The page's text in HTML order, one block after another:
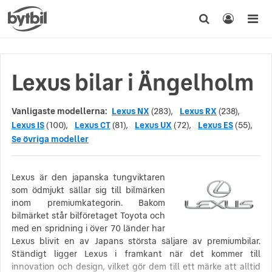
Lexus bilar i Ängelholm
Vanligaste modellerna: Lexus NX (283), Lexus RX (238),
Lexus IS(100), Lexus CT(81), Lexus UX (72), Lexus ES(55),
Se övriga modeller
Lexus är den japanska tungviktaren
som ödmjukt sällar sig till bilmärken
inom premiumkategorin. Bakom
bilmärket står bilföretaget Toyota och
med en spridning i över 70 länder har
Lexus blivit en av Japans största säljare av premiumbilar.
Ständigt ligger Lexus i framkant när det kommer till
innovation och design, vilket gör dem till ett märke att alltid